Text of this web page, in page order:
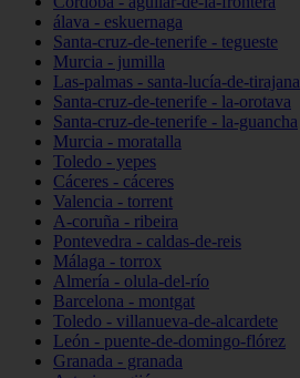
álava - eskuernaga
Santa-cruz-de-tenerife - tegueste
Murcia - jumilla
Las-palmas - santa-lucía-de-tirajana
Santa-cruz-de-tenerife - la-orotava
Santa-cruz-de-tenerife - la-guancha
Murcia - moratalla
Toledo - yepes
Cáceres - cáceres
Valencia - torrent
A-coruña - ribeira
Pontevedra - caldas-de-reis
Málaga - torrox
Almería - olula-del-río
Barcelona - montgat
Toledo - villanueva-de-alcardete
León - puente-de-domingo-flórez
Granada - granada